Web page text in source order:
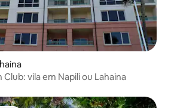
vila em Napili ou Lahaina